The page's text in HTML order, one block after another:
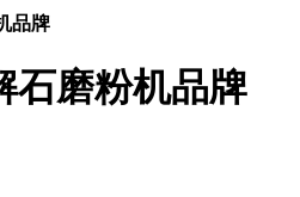
品牌
石磨粉机品牌